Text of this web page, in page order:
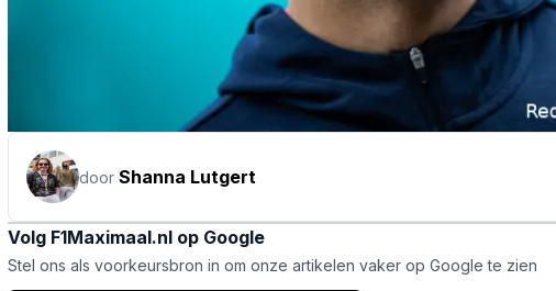
door Shanna Lutgert
Volg F1Maximaal.nl op Google
Stel ons als voorkeursbron in om onze artikelen vaker op Google te zien